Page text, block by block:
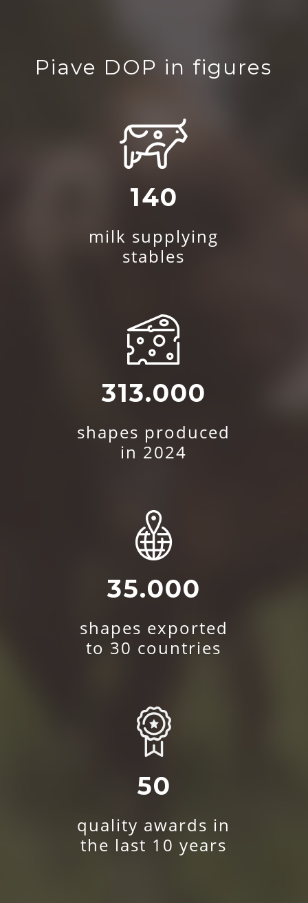
Piave DOP in figures
140
milk supplying
stables
313.000
shapes produced
in 2024
35.000
shapes exported
to 30 countries
50
quality awards in
the last 10 years